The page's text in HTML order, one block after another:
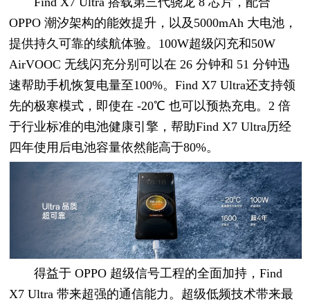
OPPO 潮汐架构的能效提升，以及5000mAh 大电池，
提供持久可靠的续航体验。100W超级闪充和50W
AirVOOC 无线闪充分别可以在 26 分钟和 51 分钟迅
速帮助手机恢复电量至100%。Find X7 Ultra还支持领
先的极寒模式，即使在 -20℃ 也可以预热充电。2 倍
于行业标准的电池健康引擎，帮助Find X7 Ultra历经
四年使用后电池容量依然能高于80%。
得益于 OPPO 超级信号工程的全面加持，Find
X7 Ultra 带来超强的通信能力。超级低频技术带来最